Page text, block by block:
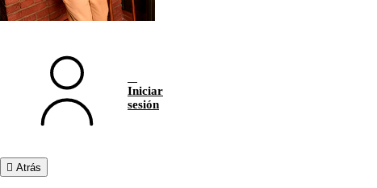
Iniciar
sesión
Atrás